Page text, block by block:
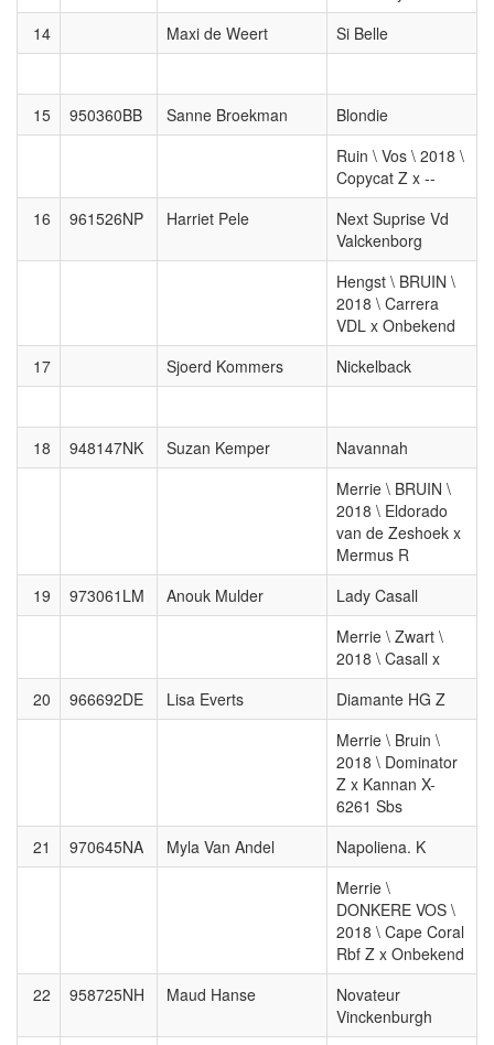
14
Maxi de Weert Si Belle
15 950360BB Sanne Broekman
Blondie
Ruin \ Vos \ 2018 \
Copycat Z x --
16
961526NP Harriet Pele
Next Suprise Vd
Valckenborg
Hengst \ BRUIN \
2018 \ Carrera
VDL x Onbekend
17
Sjoerd Kommers Nickelback
18 948147NK Suzan Kemper
Navannah
Merrie \ BRUIN \
2018 \ Eldorado
van de Zeshoek x
Mermus R
19
973061LM Anouk Mulder
Lady Casall
Merrie \ Zwart \
2018 \ Casall x
20
966692DE Lisa Everts
Diamante HG Z
Merrie \ Bruin \
2018 \ Dominator
Z x Kannan X-
6261 Sbs
21
970645NA Myla Van Andel
Napoliena. K
Merrie \
DONKERE VOS \
2018 \ Cape Coral
Rbf Z x Onbekend
22
958725NH Maud Hanse
Novateur
Vinckenburgh